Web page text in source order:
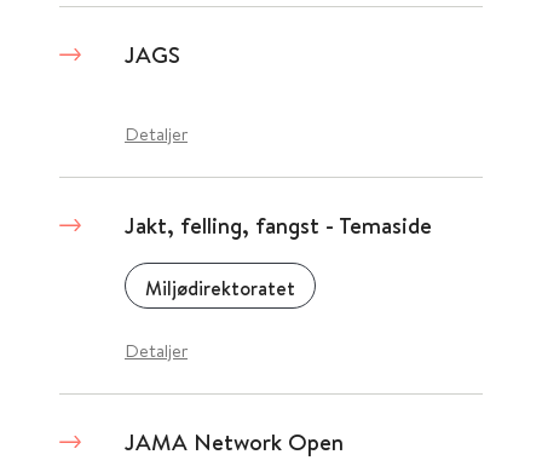
JAGS
Detaljer
Jakt, felling, fangst - Temaside
Miljødirektoratet
Detaljer
JAMA Network Open